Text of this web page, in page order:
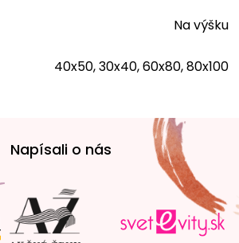
Na výšku
40x50, 30x40, 60x80, 80x100
Napísali o nás